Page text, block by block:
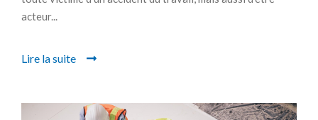
acteur...
Lire la suite